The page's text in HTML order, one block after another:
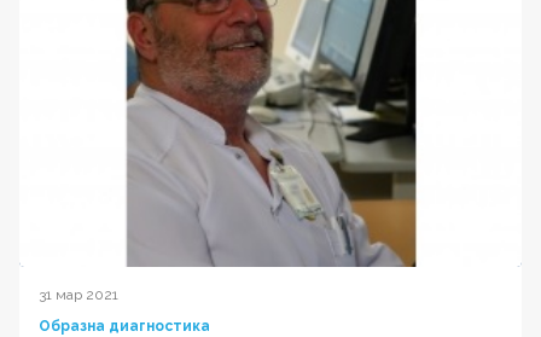
31 мар 2021
Образна диагностика